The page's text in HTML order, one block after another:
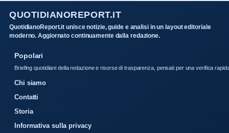
QUOTIDIANOREPORT.IT
QuotidianoReport.it unisce notizie, guide e analisi in un layout editoriale
moderno. Aggiornato continuamente dalla redazione.
Popolari
Briefing quotidiani della redazione e risorse di trasparenza, pensati per una verifica
Chi siamo
Contatti
Storia
Informativa sulla privacy